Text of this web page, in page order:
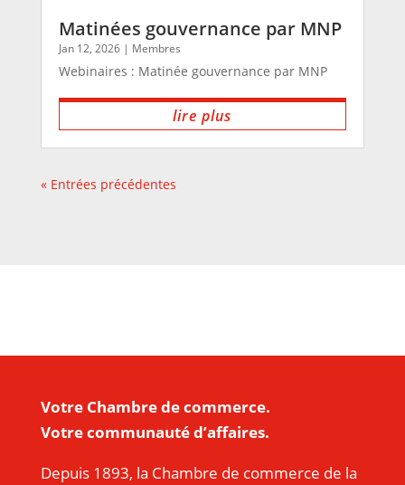
Matinées gouvernance par MNP
Jan 12, 2026| Membres
Webinaires : Matinée gouvernance par MNP
lire plus
« Entrées précédentes
Votre Chambre de commerce.
Votre communauté d’affaires.
Depuis 1893, la Chambre de commerce de la